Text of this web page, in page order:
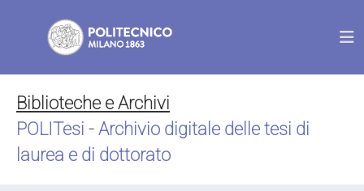
Biblioteche e Archivi
POLITesi - Archivio digitale delle tesi di
laurea e di dottorato